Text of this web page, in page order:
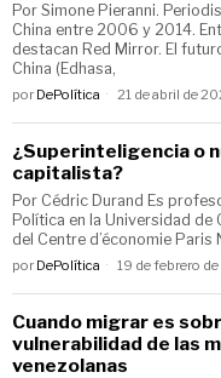
Por Simone Pieranni.
China entre 2006 y 2014.
destacan Red Mirror. El
China (Edhasa,
por DePolítica 21 de abril de
¿Superinteligencia o
capitalista?
Por Cédric Durand Es
Política en la Universidad de
del Centre d’économie Paris
por DePolítica 19 de febrero
Cuando migrar es
vulnerabilidad de las
venezolanas